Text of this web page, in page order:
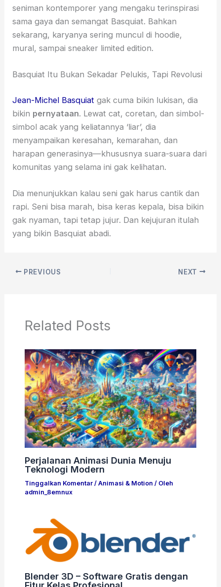
seniman kontemporer yang mengaku terinspirasi
sama gaya dan semangat Basquiat. Bahkan
sekarang, karyanya sering muncul di hoodie,
mural, sampai sneaker limited edition.
Basquiat Itu Bukan Sekadar Pelukis, Tapi Revolusi
Jean-Michel Basquiat gak cuma bikin lukisan, dia
bikin pernyataan. Lewat cat, coretan, dan simbol-
simbol acak yang keliatannya ‘liar’, dia
menyampaikan keresahan, kemarahan, dan
harapan generasinya—khususnya suara-suara dari
komunitas yang selama ini gak kelihatan.
Dia menunjukkan kalau seni gak harus cantik dan
rapi. Seni bisa marah, bisa keras kepala, bisa bikin
gak nyaman, tapi tetap jujur. Dan kejujuran itulah
yang bikin Basquiat abadi.
PREVIOUS NEXT
Related Posts
Perjalanan Animasi Dunia Menuju
Teknologi Modern
Tinggalkan Komentar / Animasi & Motion / Oleh
admin_8emnux
Blender 3D – Software Gratis dengan